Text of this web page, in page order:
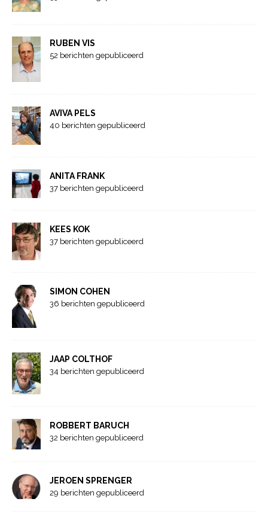
RUBEN VIS
52 berichten gepubliceerd
AVIVA PELS
40 berichten gepubliceerd
ANITA FRANK
37 berichten gepubliceerd
KEES KOK
37 berichten gepubliceerd
SIMON COHEN
36 berichten gepubliceerd
JAAP COLTHOF
34 berichten gepubliceerd
ROBBERT BARUCH
32 berichten gepubliceerd
JEROEN SPRENGER
29 berichten gepubliceerd